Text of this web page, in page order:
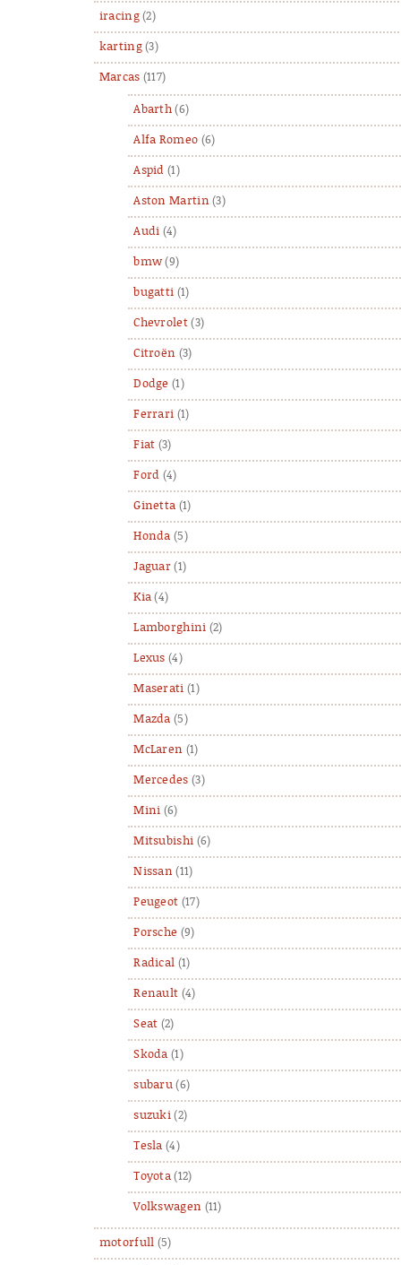
iracing(2)
karting(3)
Marcas (117)
Abarth (6)
Alfa Romeo (6)
Aspid (1)
Aston Martin (3)
Audi (4)
bmw (9)
bugatti (1)
Chevrolet(3)
Citroën (3)
Dodge (1)
Ferrari (1)
Fiat (3)
Ford (4)
Ginetta (1)
Honda (5)
Jaguar (1)
Kia (4)
Lamborghini (2)
Lexus (4)
Maserati (1)
Mazda (5)
McLaren (1)
Mercedes (3)
Mini (6)
Mitsubishi (6)
Nissan (11)
Peugeot (17)
Porsche (9)
Radical (1)
Renault (4)
Seat (2)
Skoda (1)
subaru (6)
suzuki (2)
Tesla (4)
Toyota (12)
Volkswagen (11)
motorfull (5)